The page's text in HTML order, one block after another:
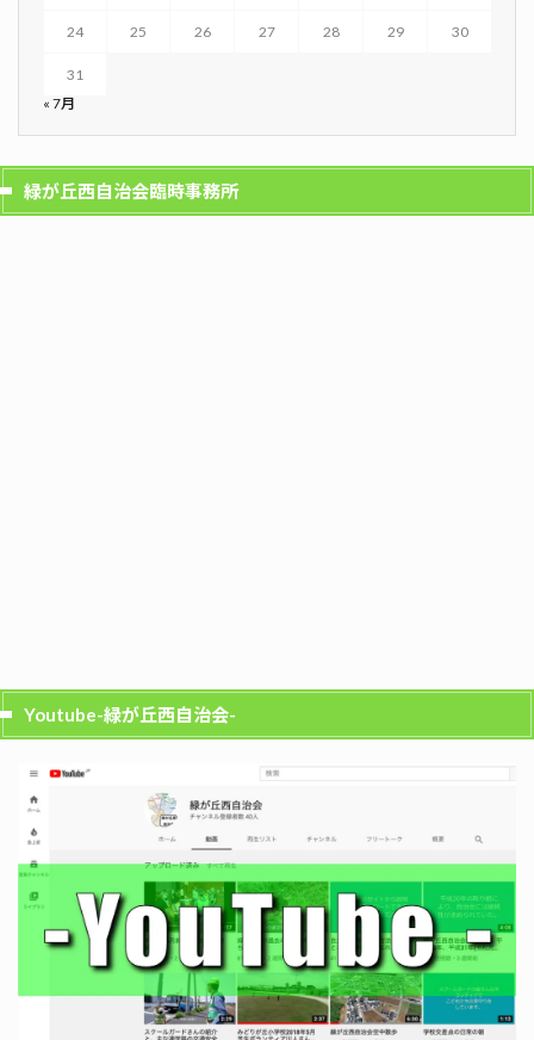
24 25 26 27 28 29 30
31
« 7月
緑が丘西自治会臨時事務所
Youtube-緑が丘西自治会-